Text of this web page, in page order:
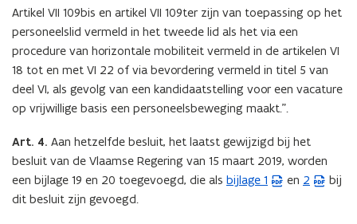
Artikel VII 109bis en artikel VII 109ter zijn van toepassing op het
personeelslid vermeld in het tweede lid als het via een
procedure van horizontale mobiliteit vermeld in de artikelen VI
18 tot en met VI 22 of via bevordering vermeld in titel 5 van
deel VI, als gevolg van een kandidaatstelling voor een vacature
op vrijwillige basis een personeelsbeweging maakt.”.
Art. 4. Aan hetzelfde besluit, het laatst gewijzigd bij het
besluit van de Vlaamse Regering van 15 maart 2019, worden
een bijlage 19 en 20 toegevoegd, die als bijlage 1
(
en 2
(
bij
dit besluit zijn gevoegd.